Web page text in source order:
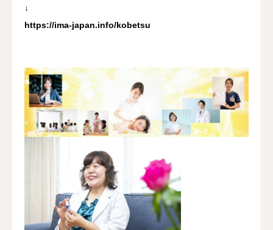
↓
https://ima-japan.info/kobetsu